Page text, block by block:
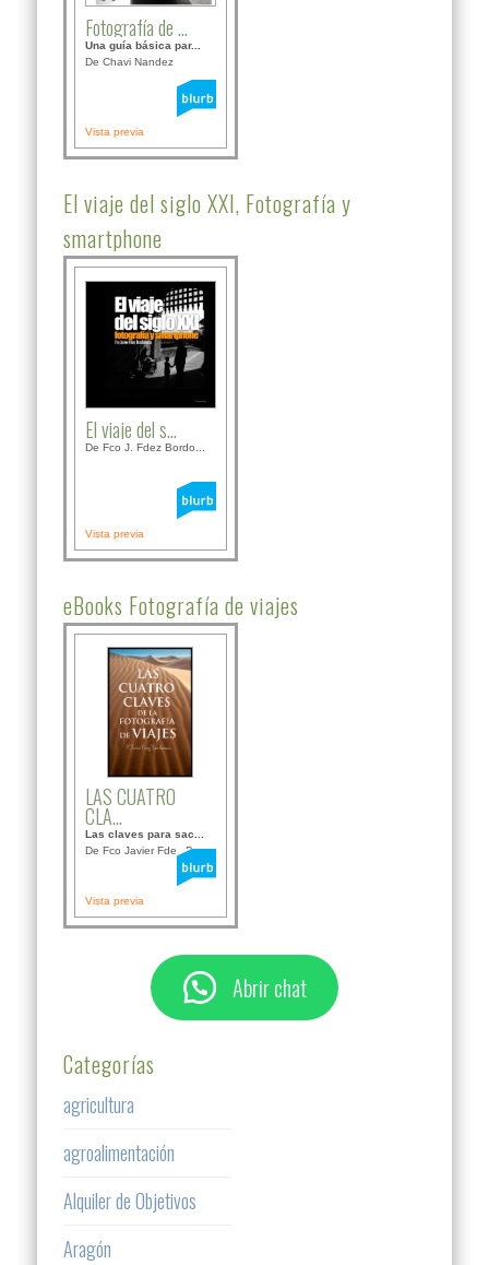
Fotografía de ...
Una guía básica par...
De Chavi Nandez
Vista previa
El viaje del siglo XXI, Fotografía y
smartphone
El viaje del s...
De Fco J. Fdez Bordo...
Vista previa
eBooks Fotografía de viajes
LAS CUATRO
CLA...
Las claves para sac...
De Fco Javier Fdez B...
Vista previa
Abrir chat
Categorías
agricultura
agroalimentación
Alquiler de Objetivos
Aragón